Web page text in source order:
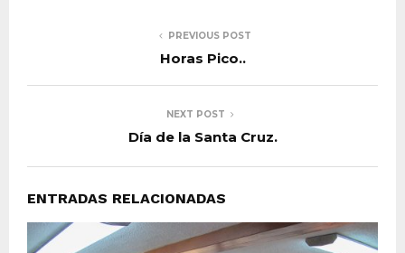
PREVIOUS POST
Horas Pico..
NEXT POST
Día de la Santa Cruz.
ENTRADAS RELACIONADAS